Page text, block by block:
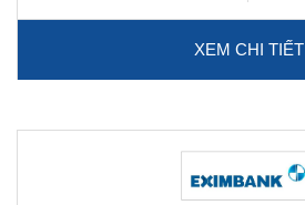
XEM CHI TIẾT